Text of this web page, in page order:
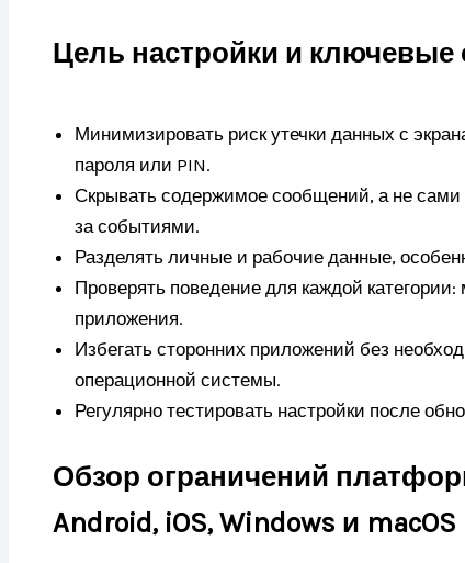
Цель настройки и ключевые
Минимизировать риск утечки данных с
пароля или PIN.
Скрывать содержимое сообщений, а не
за событиями.
Разделять личные и рабочие данные,
Проверять поведение для каждой
приложения.
Избегать сторонних приложений без
операционной системы.
Регулярно тестировать настройки после
Обзор ограничений
Android, iOS, Windows и macOS